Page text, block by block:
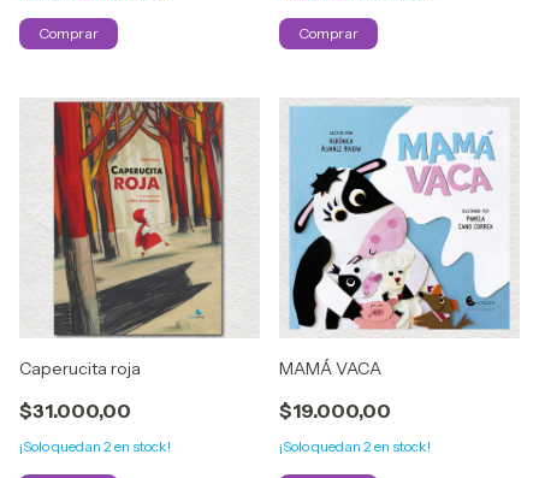
Caperucita roja
$31.000,00
¡Solo quedan 2 en stock!
MAMÁ VACA
$19.000,00
¡Solo quedan 2 en stock!